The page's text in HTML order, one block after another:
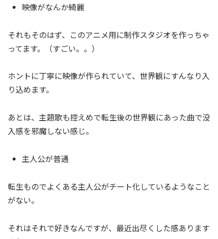
映像がなんか綺麗
それもそのはず、このアニメ用に制作スタジオを作っちゃ
ってます。（すごい。。）
ホントに丁寧に映像が作られていて、世界観にすんなり入
り込めます。
あとは、主題歌も控えめで転生後の世界観にあった曲で没
入感を邪魔しない感じ。
主人公が普通
転生ものでよくある主人公がチート化しているようなこと
がない。
それはそれで好きなんですが、最近出尽くした感あります